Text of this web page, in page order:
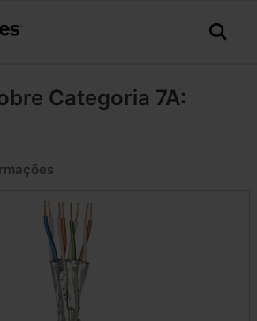
Categoria 7A: